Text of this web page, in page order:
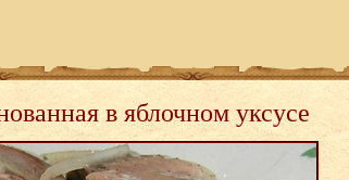
в яблочном уксусе